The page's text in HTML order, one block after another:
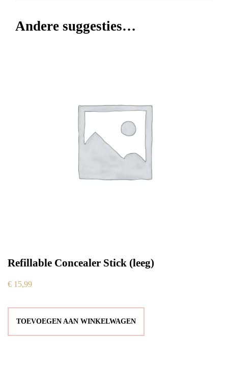
Andere suggesties…
Refillable Concealer Stick (leeg)
€ 15,99
TOEVOEGEN AAN WINKELWAGEN